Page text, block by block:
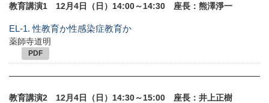
教育講演1 12月4日（日）14:00～14:30 座長：熊澤淨一
EL-1. 性教育か性感染症教育か
薬師寺道明
PDF
教育講演2 12月4日（日）14:30～15:00 座長：井上正樹